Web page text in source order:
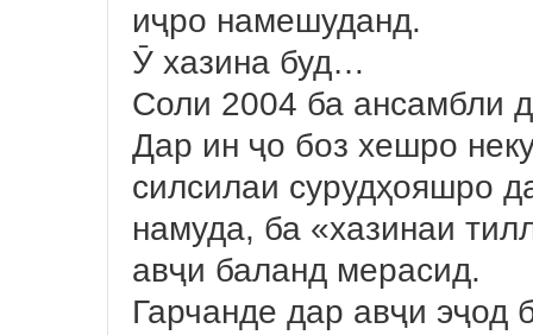
иҷро намешуданд.
Ӯ хазина буд…
Соли 2004 ба ансамбли
Дар ин ҷо боз хешро
силсилаи сурудҳояшро
намуда, ба «хазинаи
авҷи баланд мерасид.
Гарчанде дар авҷи